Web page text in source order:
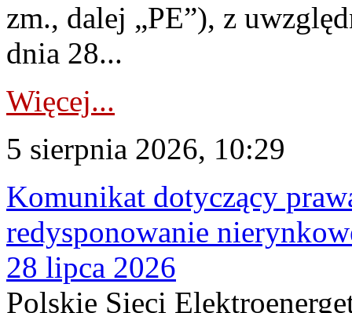
zm., dalej „PE”), z
dnia 28...
Więcej...
5 sierpnia 2026, 10:29
Komunikat dotyczący
redysponowanie
28 lipca 2026
Polskie Sieci